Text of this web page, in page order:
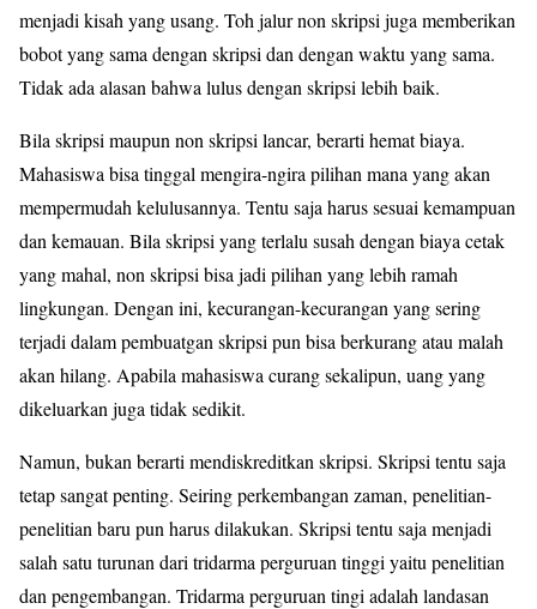
menjadi kisah yang usang. Toh jalur non skripsi juga memberikan
bobot yang sama dengan skripsi dan dengan waktu yang sama.
Tidak ada alasan bahwa lulus dengan skripsi lebih baik.
Bila skripsi maupun non skripsi lancar, berarti hemat biaya.
Mahasiswa bisa tinggal mengira-ngira pilihan mana yang akan
mempermudah kelulusannya. Tentu saja harus sesuai kemampuan
dan kemauan. Bila skripsi yang terlalu susah dengan biaya cetak
yang mahal, non skripsi bisa jadi pilihan yang lebih ramah
lingkungan. Dengan ini, kecurangan-kecurangan yang sering
terjadi dalam pembuatgan skripsi pun bisa berkurang atau malah
akan hilang. Apabila mahasiswa curang sekalipun, uang yang
dikeluarkan juga tidak sedikit.
Namun, bukan berarti mendiskreditkan skripsi. Skripsi tentu saja
tetap sangat penting. Seiring perkembangan zaman, penelitian-
penelitian baru pun harus dilakukan. Skripsi tentu saja menjadi
salah satu turunan dari tridarma perguruan tinggi yaitu penelitian
dan pengembangan. Tridarma perguruan tingi adalah landasan